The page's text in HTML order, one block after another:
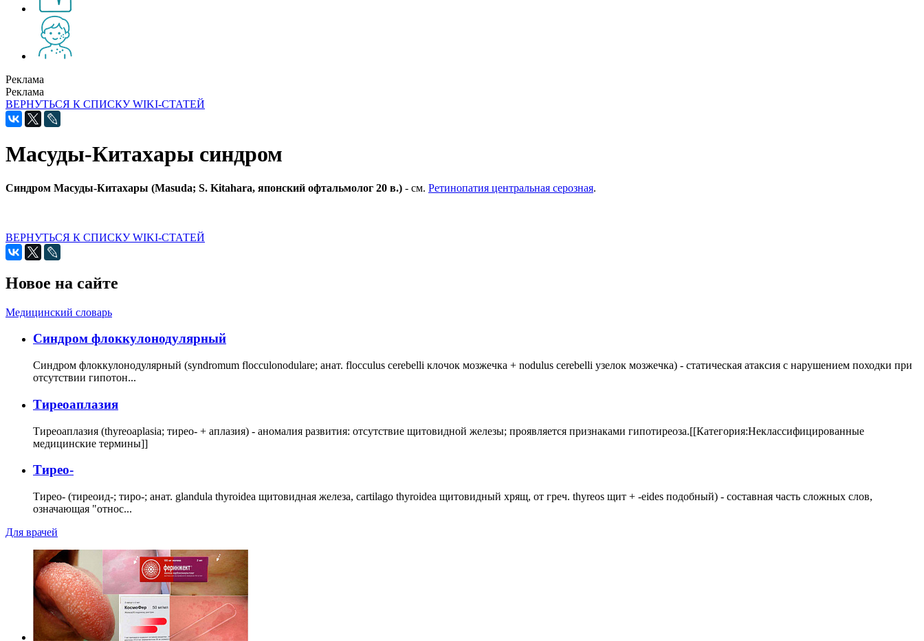
Реклама
Реклама
ВЕРНУТЬСЯ К СПИСКУ WIKI-СТАТЕЙ
Масуды-Китахары синдром
Синдром Масуды-Китахары (Masuda; S. Kitahara, японский офтальмолог 20 в.) - см. Ретинопатия центральная серозная.
ВЕРНУТЬСЯ К СПИСКУ WIKI-СТАТЕЙ
Новое на сайте
Медицинский словарь
Cиндром флоккулонодулярный
Синдром флоккулонодулярный (syndromum flocculonodulare; анат. flocculus cerebelli клочок мозжечка + nodulus cerebelli узелок мозжечка) - статическая атаксия с нарушением походки при
отсутствии гипотон...
Тиреоаплазия
Тиреоаплазия (thyreoaplasia; тирео- + аплазия) - аномалия развития: отсутствие щитовидной железы; проявляется признаками гипотиреоза.[[Категория:Неклассифицированные
медицинские термины]]
Тирео-
Тирео- (тиреоид-; тиро-; анат. glandula thyroidea щитовидная железа, cartilago thyroidea щитовидный хрящ, от греч. thyreos щит + -eides подобный) - составная часть сложных слов,
означающая "относ...
Для врачей